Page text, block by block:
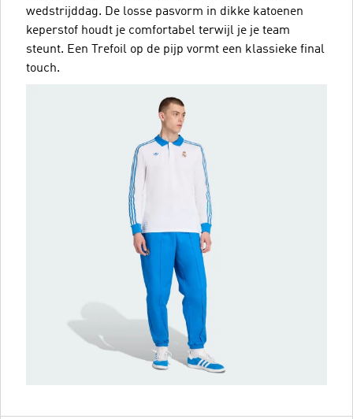
wedstrijddag. De losse pasvorm in dikke katoenen
keperstof houdt je comfortabel terwijl je je team
steunt. Een Trefoil op de pijp vormt een klassieke final
touch.